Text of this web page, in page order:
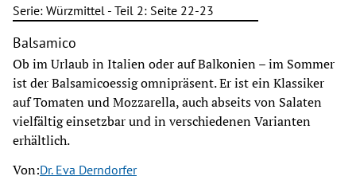
Serie: Würzmittel - Teil 2: Seite 22-23
Balsamico
Ob im Urlaub in Italien oder auf Balkonien – im Sommer
ist der Balsamicoessig omnipräsent. Er ist ein Klassiker
auf Tomaten und Mozzarella, auch abseits von Salaten
vielfältig einsetzbar und in verschiedenen Varianten
erhältlich.
Von:Dr. Eva Derndorfer